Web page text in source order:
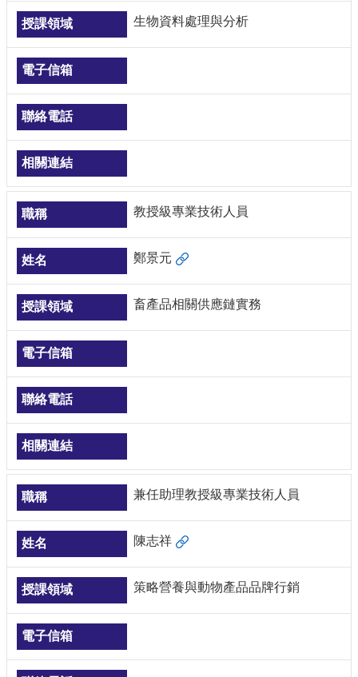
生物資料處理與分析
教授級專業技術人員
鄭景元
畜產品相關供應鏈實務
兼任助理教授級專業技術人員
陳志祥
策略營養與動物產品品牌行銷